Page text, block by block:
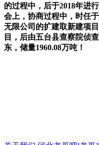
的过程中，后于2018年进
会上，协商过程中，时任
无限公司的扩建取新建项
目，后由五台县查察院侦
东，储量1960.08万吨！